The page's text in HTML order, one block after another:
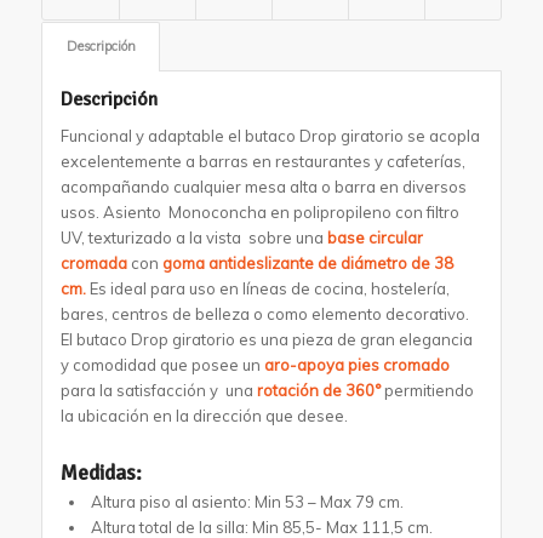
Descripción
Descripción
Funcional y adaptable el butaco Drop giratorio se acopla
excelentemente a barras en restaurantes y cafeterías,
acompañando cualquier mesa alta o barra en diversos
usos. Asiento Monoconcha en polipropileno con filtro
UV, texturizado a la vista sobre una base circular
cromadacon goma antideslizante de diámetro de 38
cm. Es ideal para uso en líneas de cocina, hostelería,
bares, centros de belleza o como elemento decorativo.
El butaco Drop giratorio es una pieza de gran elegancia
y comodidad que posee un aro-apoya pies cromado
para la satisfacción y una rotación de 360°permitiendo
la ubicación en la dirección que desee.
Medidas:
Altura piso al asiento: Min 53 – Max 79 cm.
Altura total de la silla: Min 85,5- Max 111,5 cm.